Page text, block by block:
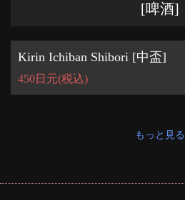
[啤酒]
Kirin Ichiban Shibori [中盃]
450日元(税込)
もっと見る